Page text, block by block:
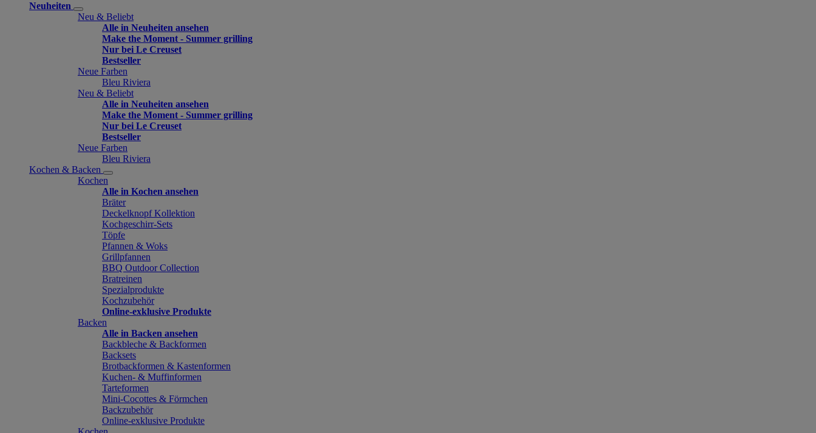
Neuheiten
Neu & Beliebt
Alle in Neuheiten ansehen
Make the Moment - Summer grilling
Nur bei Le Creuset
Bestseller
Neue Farben
Bleu Riviera
Neu & Beliebt
Alle in Neuheiten ansehen
Make the Moment - Summer grilling
Nur bei Le Creuset
Bestseller
Neue Farben
Bleu Riviera
Kochen & Backen
Kochen
Alle in Kochen ansehen
Bräter
Deckelknopf Kollektion
Kochgeschirr-Sets
Töpfe
Pfannen & Woks
Grillpfannen
BBQ Outdoor Collection
Bratreinen
Spezialprodukte
Kochzubehör
Online-exklusive Produkte
Backen
Alle in Backen ansehen
Backbleche & Backformen
Backsets
Brotbackformen & Kastenformen
Kuchen- & Muffinformen
Tarteformen
Mini-Cocottes & Förmchen
Backzubehör
Online-exklusive Produkte